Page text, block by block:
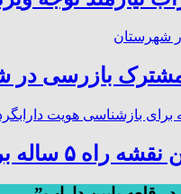
بازرسی در
هویت دارابگرد